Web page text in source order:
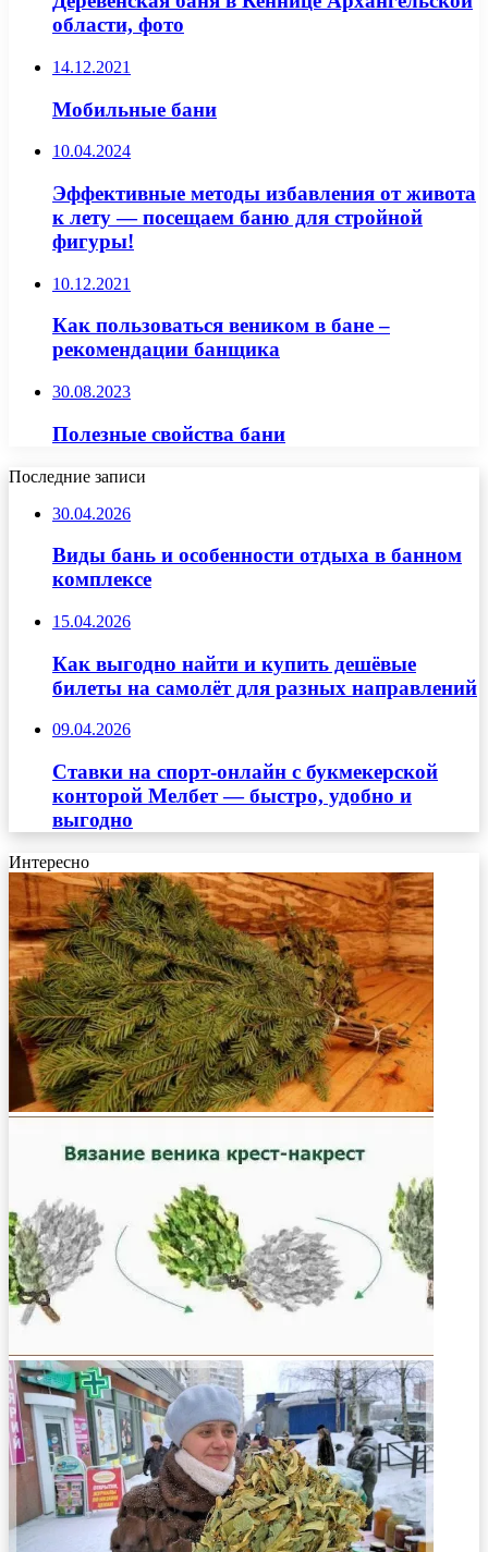
области, фото
14.12.2021
Мобильные бани
10.04.2024
Эффективные методы избавления от живота
к лету — посещаем баню для стройной
фигуры!
10.12.2021
Как пользоваться веником в бане –
рекомендации банщика
30.08.2023
Полезные свойства бани
Последние записи
30.04.2026
Виды бань и особенности отдыха в банном
комплексе
15.04.2026
Как выгодно найти и купить дешёвые
билеты на самолёт для разных направлений
09.04.2026
Ставки на спорт-онлайн с букмекерской
конторой Мелбет — быстро, удобно и
выгодно
Интересно